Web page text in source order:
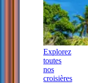
Explorez
toutes
nos
croisières